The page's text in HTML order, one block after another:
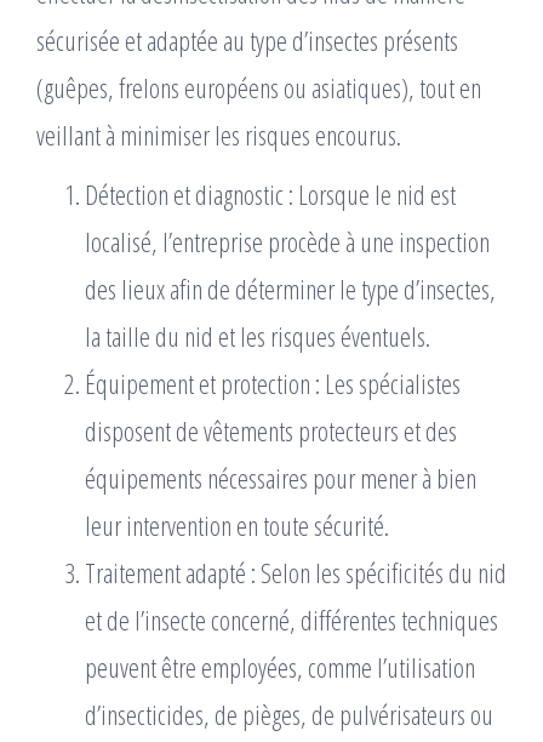
sécurisée et adaptée au type d’insectes présents
(guêpes, frelons européens ou asiatiques), tout en
veillant à minimiser les risques encourus.
Détection et diagnostic : Lorsque le nid est
localisé, l’entreprise procède à une inspection
des lieux afin de déterminer le type d’insectes,
la taille du nid et les risques éventuels.
Équipement et protection : Les spécialistes
disposent de vêtements protecteurs et des
équipements nécessaires pour mener à bien
leur intervention en toute sécurité.
Traitement adapté : Selon les spécificités du nid
et de l’insecte concerné, différentes techniques
peuvent être employées, comme l’utilisation
d’insecticides, de pièges, de pulvérisateurs ou